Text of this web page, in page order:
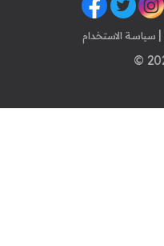
| سياسة الاستخدام
©